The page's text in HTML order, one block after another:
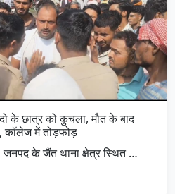
के छात्र को कुचला, मौत के बाद
कॉलेज में तोड़फोड़
जनपद के जैंत थाना क्षेत्र स्थित …